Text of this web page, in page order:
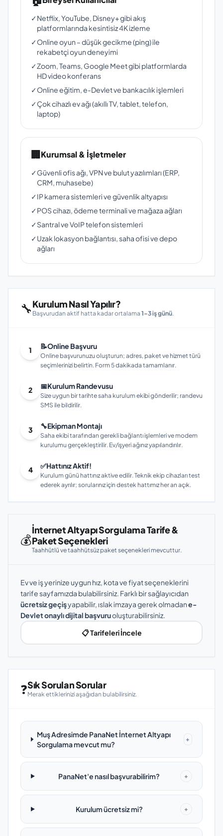
✓Netflix, YouTube, Disney+ gibi akış
platformlarında kesintisiz 4K izleme
✓Online oyun – düşük gecikme (ping) ile
rekabetçi oyun deneyimi
✓Zoom, Teams, Google Meet gibi platformlarda
HD video konferans
✓Online eğitim, e-Devlet ve bankacılık işlemleri
✓Çok cihazlı ev ağı (akıllı TV, tablet, telefon,
laptop)
🏢Kurumsal & İşletmeler
✓Güvenli ofis ağı, VPN ve bulut yazılımları (ERP,
CRM, muhasebe)
✓IP kamera sistemleri ve güvenlik altyapısı
✓POS cihazı, ödeme terminali ve mağaza ağları
✓Santral ve VoIP telefon sistemleri
✓Uzak lokasyon bağlantısı, saha ofisi ve depo
ağları
🔧Kurulum Nasıl Yapılır?
Başvurudan aktif hatta kadar ortalama 1–3 iş günü.
1 📝Online Başvuru
Online başvurunuzu oluşturun; adres, paket ve hizmet türü
seçimlerinizi belirtin. Form 5 dakikada tamamlanır.
2 📅Kurulum Randevusu
Size uygun bir tarihte saha kurulum ekibi gönderilir; randevu
SMS ile bildirilir.
3 🔧Ekipman Montajı
Saha ekibi tarafından gerekli bağlantı işlemleri ve modem
kurulumu gerçekleştirilir. Ev/işyeri ağınız yapılandırılır.
4 ✅Hattınız Aktif!
Kurulum günü hattınız aktive edilir. Teknik ekip cihazları test
ederek ayrılır; sorularınız için destek hattımız her an açık.
💰
İnternet Altyapı Sorgulama Tarife &
Paket Seçenekleri
Taahhütlü ve taahhütsüz paket seçenekleri mevcuttur.
Ev ve iş yerinize uygun hız, kota ve fiyat seçeneklerini
tarife sayfamızda bulabilirsiniz. Farklı bir sağlayıcıdan
ücretsiz geçişyapabilir, ıslak imzaya gerek olmadane-
Devlet onaylı dijital başvuruoluşturabilirsiniz.
📋 Tarifeleri İncele
❓Sık Sorulan Sorular
Merak ettiklerinizi aşağıdan bulabilirsiniz.
Muş Adresimde PanaNet İnternet Altyapı
Sorgulama mevcut mu?
+
PanaNet'e nasıl başvurabilirim? +
Kurulum ücretsiz mi? +